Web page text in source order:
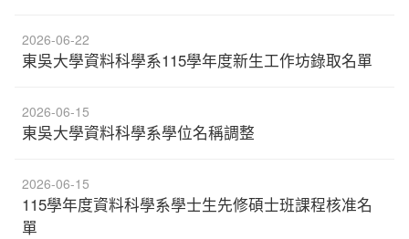
2026-06-22
東吳大學資料科學系115學年度新生工作坊錄取名單
2026-06-15
東吳大學資料科學系學位名稱調整
2026-06-15
115學年度資料科學系學士生先修碩士班課程核准名
單